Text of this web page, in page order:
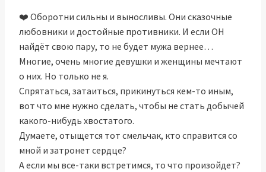
❤️ Оборотни сильны и выносливы. Они сказочные
любовники и достойные противники. И если ОН
найдёт свою пару, то не будет мужа вернее…
Многие, очень многие девушки и женщины мечтают
о них. Но только не я.
Спрятаться, затаиться, прикинуться кем-то иным,
вот что мне нужно сделать, чтобы не стать добычей
какого-нибудь хвостатого.
Думаете, отыщется тот смельчак, кто справится со
мной и затронет сердце?
А если мы все-таки встретимся, то что произойдет?